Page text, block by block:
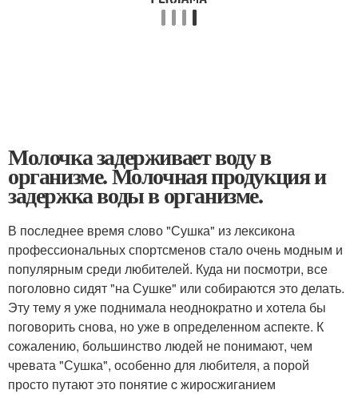
Молочка задерживает воду в
организме. Молочная продукция и
задержка воды в организме.
В последнее время слово "Сушка" из лексикона
профессиональных спортсменов стало очень модным и
популярным среди любителей. Куда ни посмотри, все
поголовно сидят "на Сушке" или собираются это делать.
Эту тему я уже поднимала неоднократно и хотела бы
поговорить снова, но уже в определенном аспекте. К
сожалению, большинство людей не понимают, чем
чревата "Сушка", особенно для любителя, а порой
просто путают это понятие c жиросжиганием